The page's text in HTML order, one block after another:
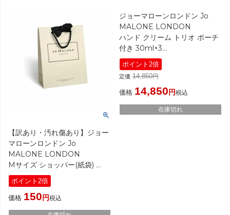
【訳あり・汚れ傷あり】ジョー
マローンロンドン Jo
MALONE LONDON
Mサイズ ショッパー(紙袋)
[ ボックス/ショッパー ]
ポイント2倍
価格 150 税込
ジョーマローンロンドン Jo
MALONE LONDON
ハンド クリーム トリオ ポーチ
付き 30ml×3
[ ハンドクリーム ]
ポイント2倍
定価 14,850
価格 14,850 税込
在庫切れ